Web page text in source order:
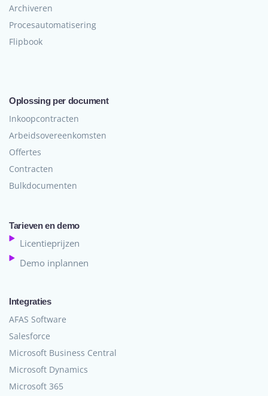
Archiveren
Procesautomatisering
Flipbook
Oplossing per document
Inkoopcontracten
Arbeidsovereenkomsten
Offertes
Contracten
Bulkdocumenten
Tarieven en demo
Licentieprijzen
Demo inplannen
Integraties
AFAS Software
Salesforce
Microsoft Business Central
Microsoft Dynamics
Microsoft 365